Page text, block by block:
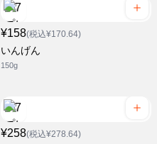
¥158(税込¥170.64)
いんげん
150g
¥258(税込¥278.64)